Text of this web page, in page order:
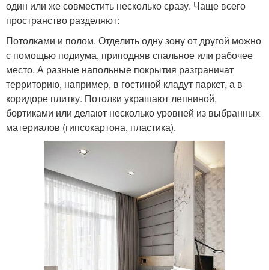
один или же совместить несколько сразу. Чаще всего
пространство разделяют:
Потолками и полом. Отделить одну зону от другой можно
с помощью подиума, приподняв спальное или рабочее
место. А разные напольные покрытия разграничат
территорию, например, в гостиной кладут паркет, а в
коридоре плитку. Потолки украшают лепниной,
бортиками или делают несколько уровней из выбранных
материалов (гипсокартона, пластика).